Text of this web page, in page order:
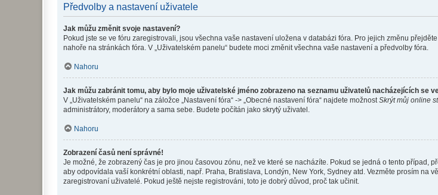
Předvolby a nastavení uživatele
Jak můžu změnit svoje nastavení?
Pokud jste se ve fóru zaregistrovali, jsou všechna vaše nastavení uložena v databázi fóra. Pro jejich změnu
nahoře na stránkách fóra. V „Uživatelském panelu“ budete moci změnit všechna vaše nastavení a předvolby fóra.
Nahoru
Jak můžu zabránit tomu, aby bylo moje uživatelské jméno zobrazeno na seznamu uživatelů nacházejících se
V „Uživatelském panelu“ na záložce „Nastavení fóra“ -> „Obecné nastavení fóra“ najdete možnost Skrýt můj online
administrátory, moderátory a sama sebe. Budete počítán jako skrytý uživatel.
Nahoru
Zobrazení časů není správné!
Je možné, že zobrazený čas je pro jinou časovou zónu, než ve které se nacházíte. Pokud se jedná o tento případ,
aby odpovídala vaší konkrétní oblasti, např. Praha, Bratislava, Londýn, New York, Sydney atd. Vezměte prosím na
zaregistrovaní uživatelé. Pokud ještě nejste registrováni, toto je dobrý důvod, proč tak učinit.